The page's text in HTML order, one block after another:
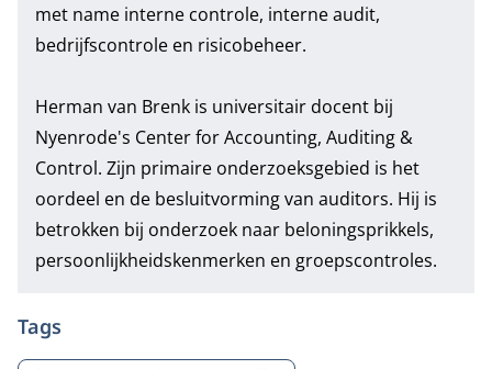
met name interne controle, interne audit,
bedrijfscontrole en risicobeheer.
Herman van Brenk is universitair docent bij
Nyenrode's Center for Accounting, Auditing &
Control. Zijn primaire onderzoeksgebied is het
oordeel en de besluitvorming van auditors. Hij is
betrokken bij onderzoek naar beloningsprikkels,
persoonlijkheidskenmerken en groepscontroles.
Tags